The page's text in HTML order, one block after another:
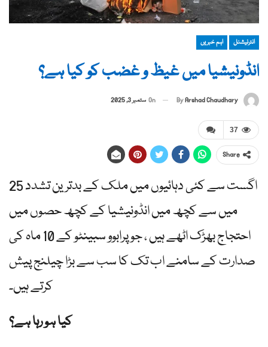
انٹرنیشنل اہم خبریں
انڈونیشیا میں غیظ و غضب کو کیا ہے؟
ByArshad Chaudhary
On ستمبر 3, 2025
37
Share
25 اگست سے کئی دہائیوں میں ملک کے بدترین تشدد
میں سے کچھ میں انڈونیشیا کے کچھ حصوں میں
احتجاج بھڑک اٹھے ہیں ، جو پرابوو سبینٹو کے 10 ماہ کی
صدارت کے سامنے اب تک کا سب سے بڑا چیلنج پیش
کرتے ہیں۔
کیا ہو رہا ہے؟